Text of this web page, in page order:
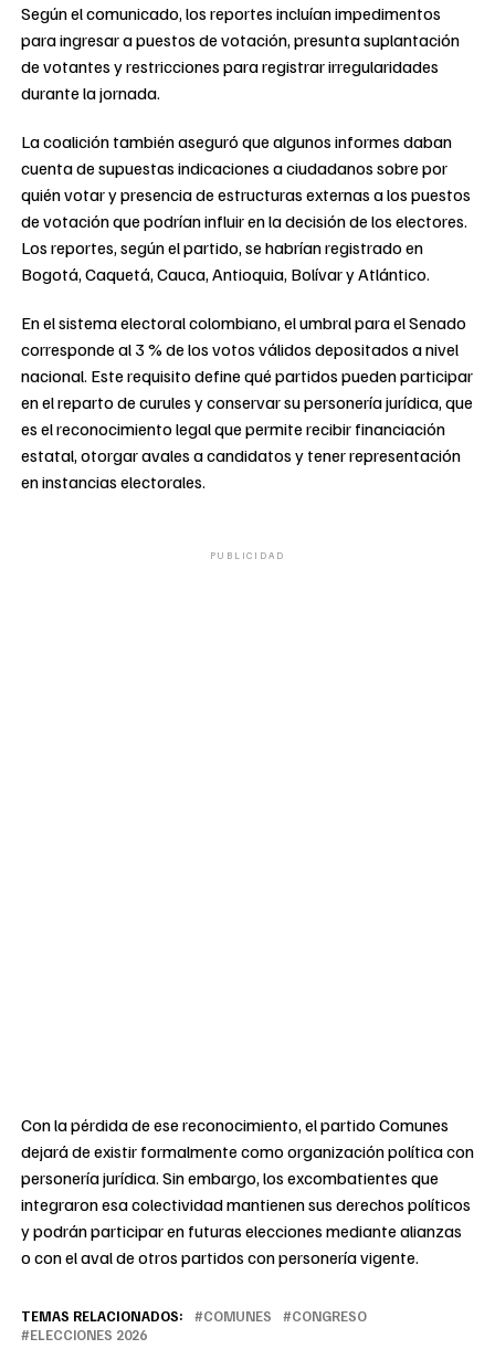
Según el comunicado, los reportes incluían impedimentos
para ingresar a puestos de votación, presunta suplantación
de votantes y restricciones para registrar irregularidades
durante la jornada.
La coalición también aseguró que algunos informes daban
cuenta de supuestas indicaciones a ciudadanos sobre por
quién votar y presencia de estructuras externas a los puestos
de votación que podrían influir en la decisión de los electores.
Los reportes, según el partido, se habrían registrado en
Bogotá, Caquetá, Cauca, Antioquia, Bolívar y Atlántico.
En el sistema electoral colombiano, el umbral para el Senado
corresponde al 3 % de los votos válidos depositados a nivel
nacional. Este requisito define qué partidos pueden participar
en el reparto de curules y conservar su personería jurídica, que
es el reconocimiento legal que permite recibir financiación
estatal, otorgar avales a candidatos y tener representación
en instancias electorales.
PUBLICIDAD
Con la pérdida de ese reconocimiento, el partido Comunes
dejará de existir formalmente como organización política con
personería jurídica. Sin embargo, los excombatientes que
integraron esa colectividad mantienen sus derechos políticos
y podrán participar en futuras elecciones mediante alianzas
o con el aval de otros partidos con personería vigente.
TEMAS RELACIONADOS: COMUNES
CONGRESO
ELECCIONES 2026